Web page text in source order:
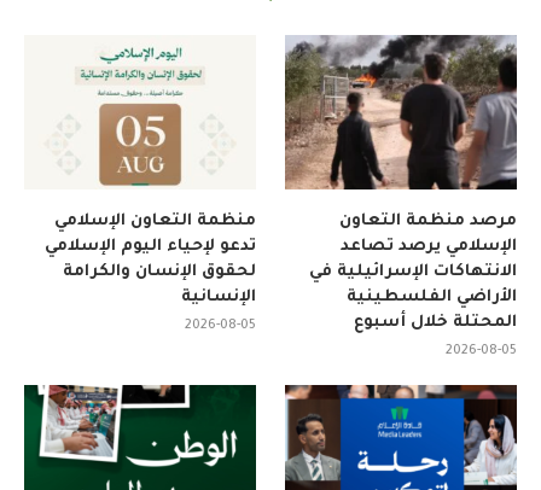
منظمة التعاون الإسلامي
تدعو لإحياء اليوم الإسلامي
لحقوق الإنسان والكرامة
الإنسانية
2026-08-05
مرصد منظمة التعاون
الإسلامي يرصد تصاعد
الانتهاكات الإسرائيلية في
الأراضي الفلسطينية
المحتلة خلال أسبوع
2026-08-05